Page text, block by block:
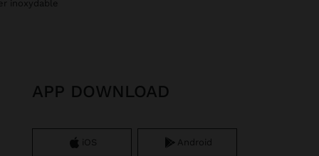
inoxydable
APP DOWNLOAD
iOS Android